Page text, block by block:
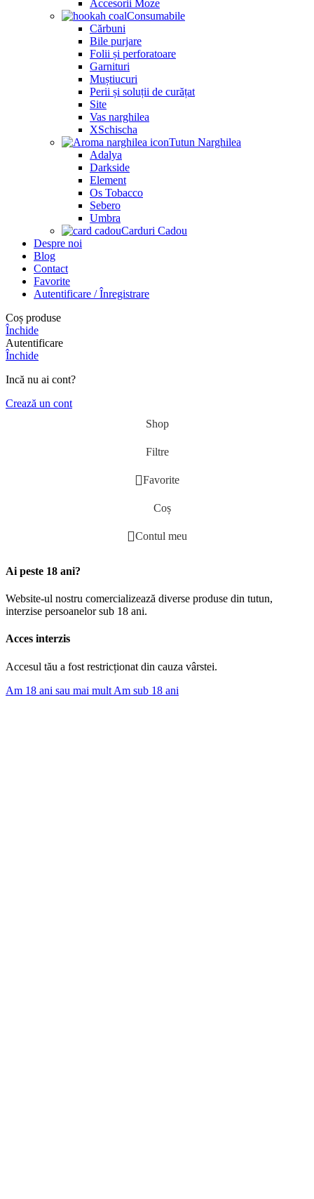
Accesorii Moze
Consumabile
Cărbuni
Bile purjare
Folii și perforatoare
Garnituri
Muștiucuri
Perii și soluții de curățat
Site
Vas narghilea
XSchischa
Tutun Narghilea
Adalya
Darkside
Element
Os Tobacco
Sebero
Umbra
Carduri Cadou
Despre noi
Blog
Contact
Favorite
Autentificare / Înregistrare
Coș produse
Închide
Autentificare
Închide
Incă nu ai cont?
Crează un cont
Shop
Filtre
Favorite
Coș
Contul meu
Ai peste 18 ani?
Website-ul nostru comercializează diverse produse din tutun,
interzise persoanelor sub 18 ani.
Acces interzis
Accesul tău a fost restricționat din cauza vârstei.
Am 18 ani sau mai mult Am sub 18 ani